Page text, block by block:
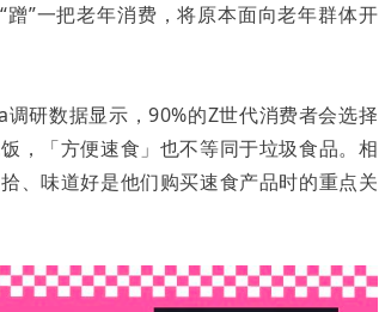
”一把老年消费，将原本面向老年群体开
研数据显示，90%的Z世代消费者会选择
，「方便速食」也不等同于垃圾食品。相
、味道好是他们购买速食产品时的重点关